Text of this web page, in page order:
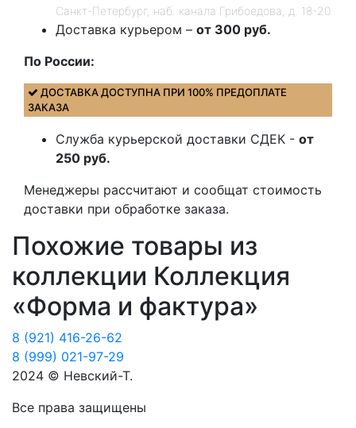
Санкт-Петербург, наб. канала Грибоедова, д. 18-20
Доставка курьером – от 300 руб.
По России:
ДОСТАВКА ДОСТУПНА ПРИ 100% ПРЕДОПЛАТЕ
ЗАКАЗА
Служба курьерской доставки СДЕК - от
250 руб.
Менеджеры рассчитают и сообщат стоимость
доставки при обработке заказа.
Похожие товары из
коллекции Коллекция
«Форма и фактура»
8 (921) 416-26-62
8 (999) 021-97-29
2024 © Невский-Т.
Все права защищены